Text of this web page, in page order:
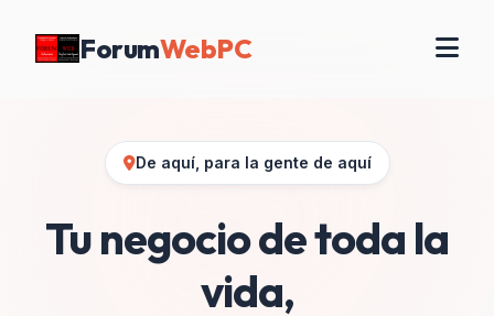
ForumWebPC
De aquí, para la gente de aquí
Tu negocio de toda la
vida,